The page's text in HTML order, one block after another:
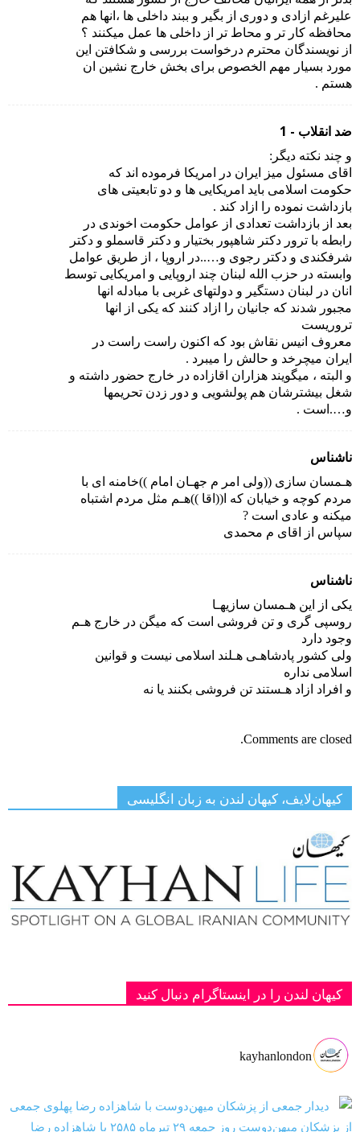
علیرغم ازادی و دوری از بگیر و ببند داخلی ها ،انها هم
محافظه کار تر و محاط تر از داخلی ها عمل میکنند ؟
از نویسندگان محترم درخواست بررسی و شکافتن این
مورد بسیار مهم الخصوص برای بخش خارج نشین ان
هستم .
ضد انقلاب - 1
و چند نکته دیگر:
اقای مسئول میز ایران در امریکا فرموده اند که
حکومت اسلامی باید امریکایی ها و دو تابعیتی های
بازداشت نموده را ازاد کند .
بعد از بازداشت تعدادی از عوامل حکومت اخوندی در
رابطه با ترور دکتر شاهپور بختیار و دکتر قاسملو و دکتر
شرفکندی و دکتر رجوی و…..در اروپا ، از طریق عوامل
وابسته در حزب الله لبنان چند اروپایی و امریکایی توسط
انان در لبنان دستگیر و دولتهای غربی با مبادله انها
مجبور شدند که جانیان را ازاد کنند که یکی از انها
تروریست
معروف انیس نقاش بود که اکنون راست راست در
ایران میچرخد و حالش را میبرد .
و البته ، میگویند هزاران اقازاده در خارج حضور داشته و
شغل بیشترشان هم پولشویی و دور زدن تحریمها
و….است .
ناشناس
هـمسان سازى ((ولى امر م جهـان امام ))خامنه اى با
مردم کوچه و خیابان که ا((اقا ))هـم مثل مردم اشتباه
میکنه و عادى است ?
سپاس از اقاى م محمدى
ناشناس
یکى از این هـمسان سازیهـا
روسپى گرى و تن فروشى است که میگن در خارج هـم
وجود دارد
ولى کشور پادشاهـى هـلند اسلامى نیست و قوانین
اسلامى نداره
و افراد ازاد هـستند تن فروشى بکنند یا نه
Comments are closed.
کیهان‌لایف، کیهان لندن به زبان انگلیسی
کیهان لندن را در اینستاگرام دنبال کنید
kayhanlondon